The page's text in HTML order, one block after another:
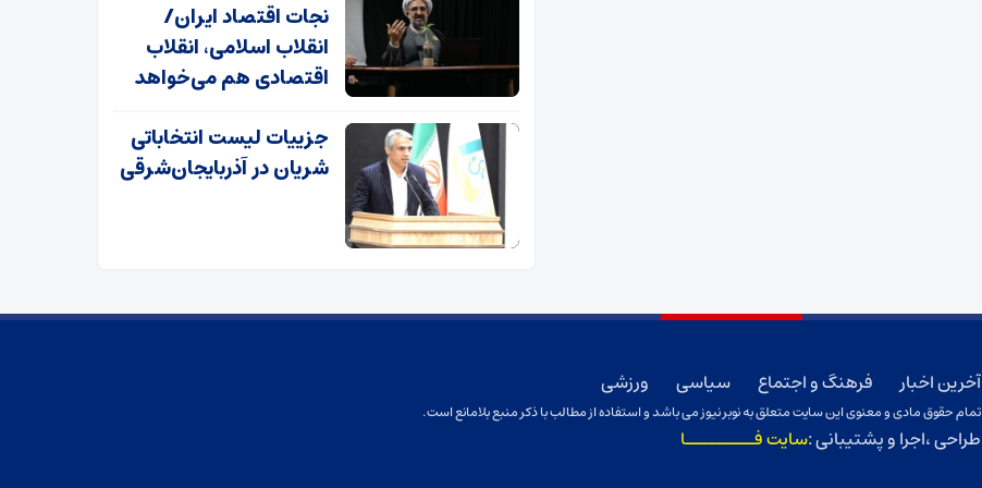
نجات اقتصاد ایران/
انقلاب اسلامی، انقلاب
اقتصادی هم می‌خواهد
جزییات لیست انتخاباتی
شریان در آذربایجان‌شرقی
آخرین اخبار فرهنگ و اجتماع سیاسی ورزشی
تمام حقوق مادی و معنوی این سایت متعلق به نوبر نیوز می باشد و استفاده از مطالب با ذکر منبع بلامانع است.
طراحی ،اجرا و پشتیبانی :سایت فـــــــــا